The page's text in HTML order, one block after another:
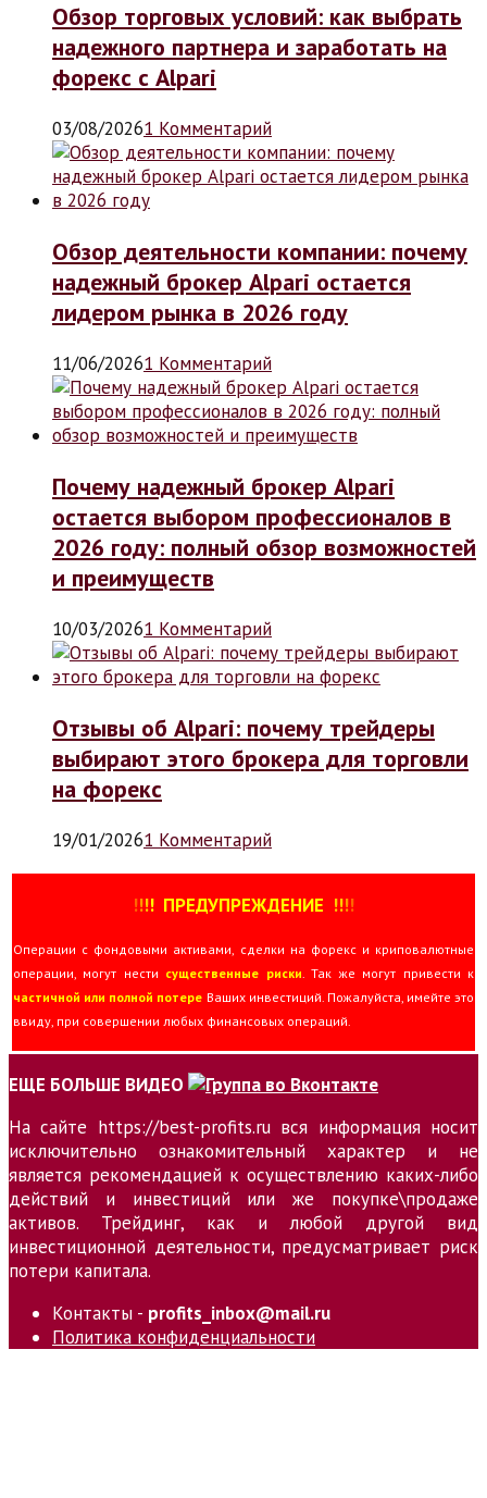
Обзор торговых условий: как выбрать
надежного партнера и заработать на
форекс с Alpari
03/08/20261 Комментарий
Обзор деятельности компании: почему
надежный брокер Alpari остается
лидером рынка в 2026 году
11/06/20261 Комментарий
Почему надежный брокер Alpari
остается выбором профессионалов в
2026 году: полный обзор возможностей
и преимуществ
10/03/20261 Комментарий
Отзывы об Alpari: почему трейдеры
выбирают этого брокера для торговли
на форекс
19/01/20261 Комментарий
!!!! ПРЕДУПРЕЖДЕНИЕ !!!!
Операции с фондовыми активами, сделки на форекс и криповалютные
операции, могут нести существенные риски. Так же могут привести к
частичной или полной потере Ваших инвестиций. Пожалуйста, имейте это
ввиду, при совершении любых финансовых операций.
ЕЩЕ БОЛЬШЕ ВИДЕО
На сайте https://best-profits.ru вся информация носит
исключительно ознакомительный характер и не
является рекомендацией к осуществлению каких-либо
действий и инвестиций или же покупке\продаже
активов. Трейдинг, как и любой другой вид
инвестиционной деятельности, предусматривает риск
потери капитала.
Контакты - profits_inbox@mail.ru
Политика конфиденциальности